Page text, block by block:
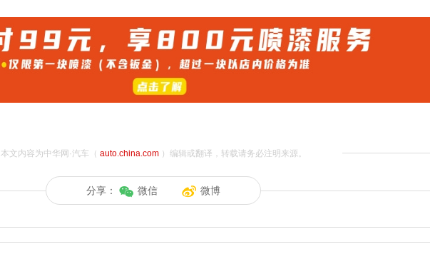
本文内容为中华网·汽车（ auto.china.com）编辑或翻译，转载请务必注明来源。
分享： 微信 微博